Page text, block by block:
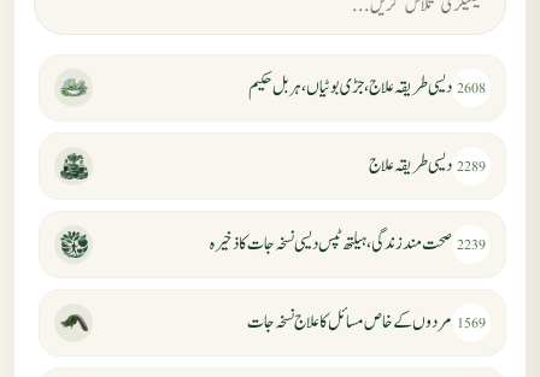
2608 دیسی طریقہ علاج، جڑی بوٹیاں، ہربل حکیم
2289 دیسی طریقہ علاج
2239 صحت مند زندگی، ہیلتھ ٹپس دیسی نسخہ جات کا ذخیرہ
1569 مردوں کے خاص مسائل کا علاج نسخہ جات